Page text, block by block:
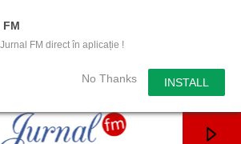
FM direct în aplicație !
No Thanks INSTALL